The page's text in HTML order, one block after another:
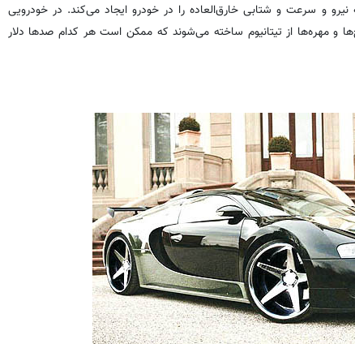
و سرعت و شتابی خارق‌العاده را در خودرو ایجاد می‌کند. در خودرویی
و مهره‌ها از تیتانیوم ساخته می‌شوند که ممکن است هر کدام صدها دلار